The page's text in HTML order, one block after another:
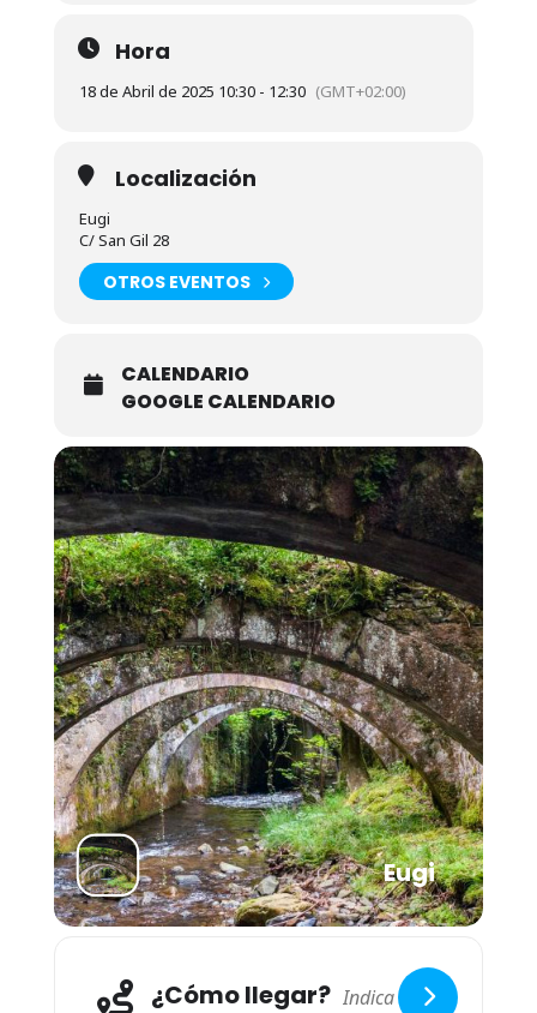
Hora
18 de Abril de 2025 10:30 - 12:30 (GMT+02:00)
Localización
Eugi
C/ San Gil 28
OTROS EVENTOS
CALENDARIO
GOOGLE CALENDARIO
Eugi
¿Cómo llegar?